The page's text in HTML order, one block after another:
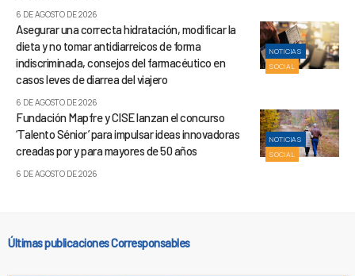
6 DE AGOSTO DE 2026
NOTICIAS
SOCIAL
Asegurar una correcta hidratación, modificar la
dieta y no tomar antidiarreicos de forma
indiscriminada, consejos del farmacéutico en
casos leves de diarrea del viajero
6 DE AGOSTO DE 2026
NOTICIAS
SOCIAL
Fundación Mapfre y CISE lanzan el concurso
‘Talento Sénior’ para impulsar ideas innovadoras
creadas por y para mayores de 50 años
6 DE AGOSTO DE 2026
Últimas publicaciones Corresponsables